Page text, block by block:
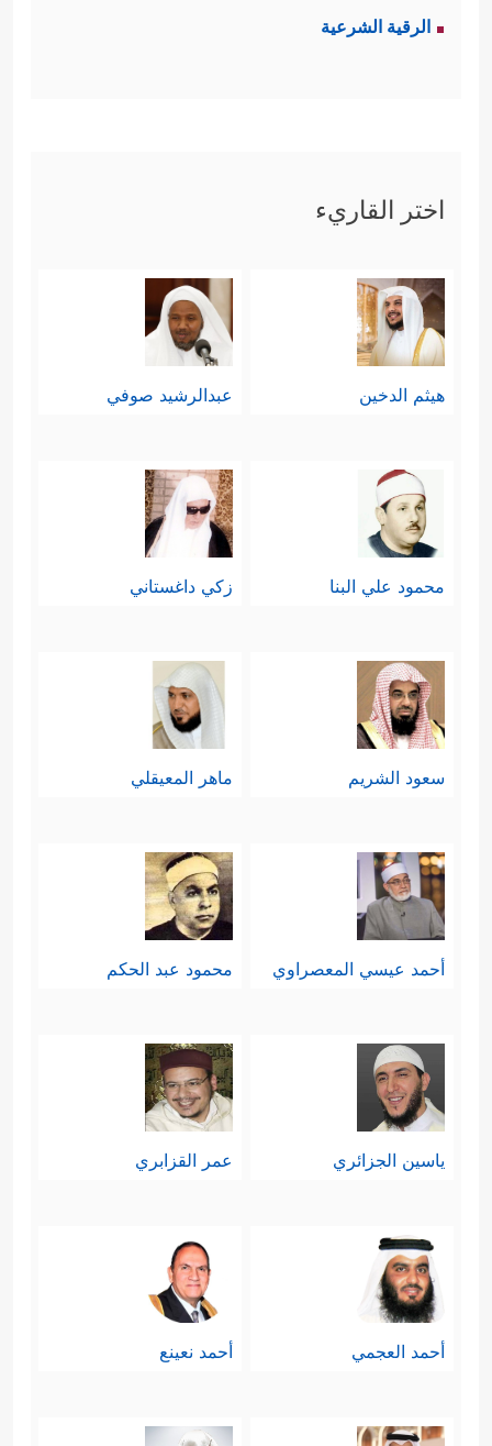
الرقية الشرعية
اختر القاريء
هيثم الدخين عبدالرشيد صوفي
محمود علي البنا زكي داغستاني
سعود الشريم ماهر المعيقلي
أحمد عيسي المعصراوي محمود عبد الحكم
ياسين الجزائري عمر القزابري
أحمد العجمي أحمد نعينع